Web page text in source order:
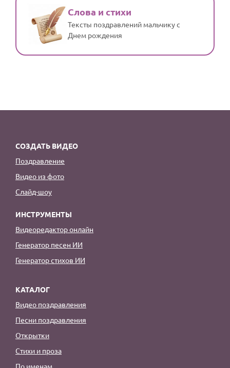
Слова и стихи
Тексты поздравлений мальчику с
Днем рождения
СОЗДАТЬ ВИДЕО
Поздравление
Видео из фото
Слайд-шоу
ИНСТРУМЕНТЫ
Видеоредактор онлайн
Генератор песен ИИ
Генератор стихов ИИ
КАТАЛОГ
Видео поздравления
Песни поздравления
Открытки
Стихи и проза
По именам